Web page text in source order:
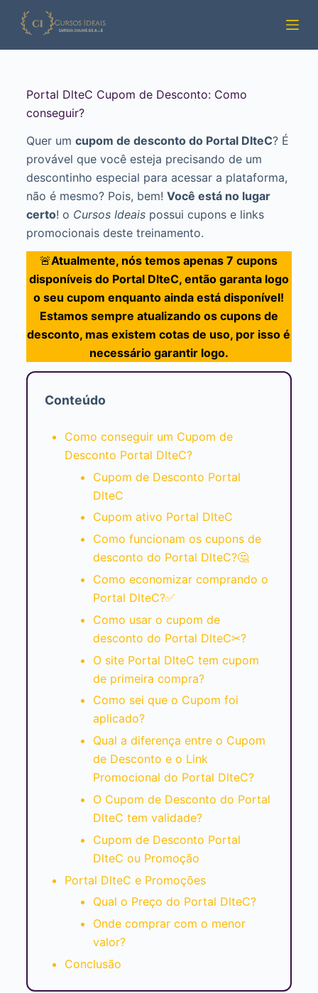
Pular
para
Portal DlteC Cupom de Desconto: Como
conseguir?
Quer um cupom de desconto do Portal DlteC? É
provável que você esteja precisando de um
descontinho especial para acessar a plataforma,
não é mesmo? Pois, bem! Você está no lugar
certo! o Cursos Ideaispossui cupons e links
promocionais deste treinamento.
🚨Atualmente, nós temos apenas 7 cupons
disponíveis do Portal DlteC, então garanta logo
o seu cupom enquanto ainda está disponível!
Estamos sempre atualizando os cupons de
desconto, mas existem cotas de uso, por isso é
necessário garantir logo.
Conteúdo
Como conseguir um Cupom de
Desconto Portal DlteC?
Cupom de Desconto Portal
DlteC
Cupom ativo Portal DlteC
Como funcionam os cupons de
desconto do Portal DlteC?🤔
Como economizar comprando o
Portal DlteC?✅
Como usar o cupom de
desconto do Portal DlteC✂?
O site Portal DlteC tem cupom
de primeira compra?
Como sei que o Cupom foi
aplicado?
Qual a diferença entre o Cupom
de Desconto e o Link
Promocional do Portal DlteC?
O Cupom de Desconto do Portal
DlteC tem validade?
Cupom de Desconto Portal
DlteC ou Promoção
Portal DlteC e Promoções
Qual o Preço do Portal DlteC?
Onde comprar com o menor
valor?
Conclusão